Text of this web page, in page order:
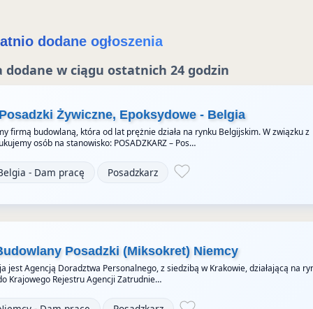
dodane ogłoszenia
dodane w ciągu ostatnich 24 godzin
Żywiczne, Epoksydowe - Belgia
firmą budowlaną, która od lat prężnie działa na rynku Belgijskim. W związku z
osób na stanowisko: POSADZKARZ – Pos…
- Dam pracę Posadzkarz
Posadzki (Miksokret) Niemcy
jest Agencją Doradztwa Personalnego, z siedzibą w Krakowie, działającą na
Krajowego Rejestru Agencji Zatrudnie…